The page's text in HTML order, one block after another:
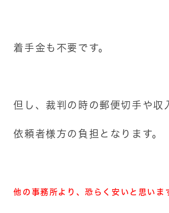
着手金も不要です。
但し、裁判の時の郵便切手や収
依頼者様方の負担となります。
他の事務所より、恐らく安いと思いま